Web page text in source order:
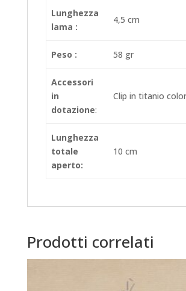
Lunghezza
lama :
4,5 cm
Peso : 58 gr
Accessori
in
dotazione:
Clip in titanio
Lunghezza
totale
aperto:
10 cm
Prodotti correlati